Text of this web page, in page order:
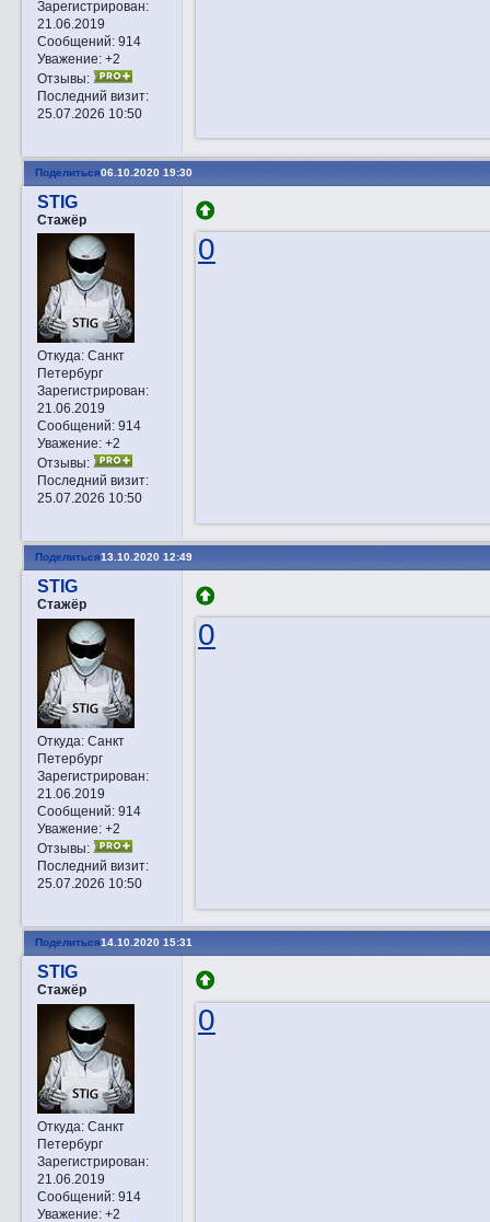
Зарегистрирован:
21.06.2019
Сообщений:914
Уважение: +2
Отзывы:
Последний визит:
25.07.2026 10:50
Поделиться06.10.2020 19:30
STIG
Стажёр
Откуда:Санкт
Петербург
Зарегистрирован:
21.06.2019
Сообщений:914
Уважение: +2
Отзывы:
Последний визит:
25.07.2026 10:50
0
Поделиться13.10.2020 12:49
STIG
Стажёр
Откуда:Санкт
Петербург
Зарегистрирован:
21.06.2019
Сообщений:914
Уважение: +2
Отзывы:
Последний визит:
25.07.2026 10:50
0
Поделиться14.10.2020 15:31
STIG
Стажёр
Откуда:Санкт
Петербург
Зарегистрирован:
21.06.2019
Сообщений:914
Уважение: +2
0